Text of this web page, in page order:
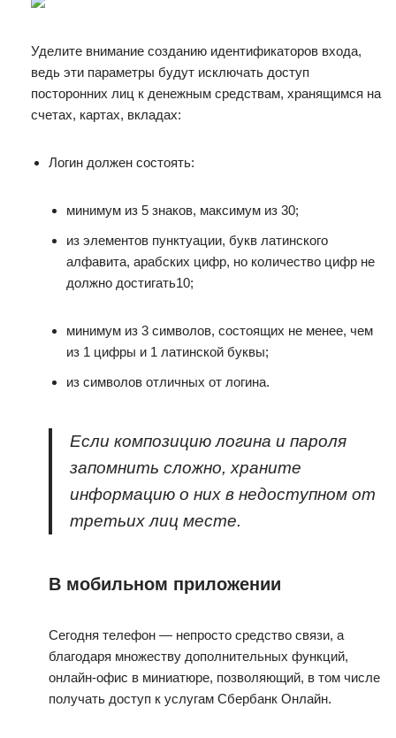
Уделите внимание созданию идентификаторов входа,
ведь эти параметры будут исключать доступ
посторонних лиц к денежным средствам, хранящимся на
счетах, картах, вкладах:
Логин должен состоять:
минимум из 5 знаков, максимум из 30;
из элементов пунктуации, букв латинского
алфавита, арабских цифр, но количество цифр не
должно достигать10;
минимум из 3 символов, состоящих не менее, чем
из 1 цифры и 1 латинской буквы;
из символов отличных от логина.
Если композицию логина и пароля
запомнить сложно, храните
информацию о них в недоступном от
третьих лиц месте.
В мобильном приложении
Сегодня телефон — непросто средство связи, а
благодаря множеству дополнительных функций,
онлайн-офис в миниатюре, позволяющий, в том числе
получать доступ к услугам Сбербанк Онлайн.